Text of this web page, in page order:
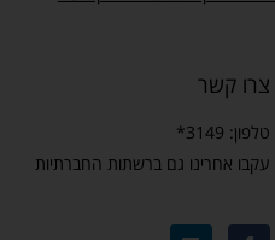
צרו קשר
טלפון: 3149*
עקבו אחרינו גם ברשתות החברתיות